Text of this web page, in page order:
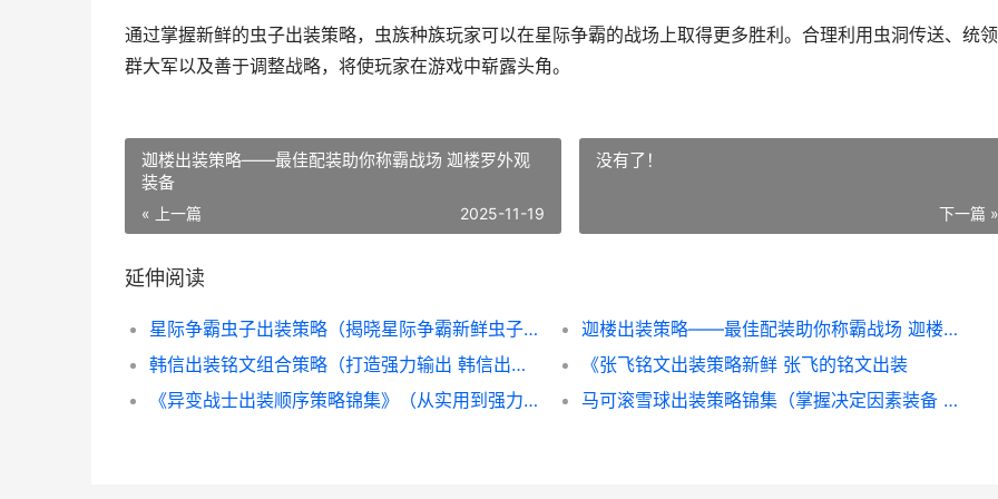
通过掌握新鲜的虫子出装策略，虫族种族玩家可以在星际争霸的战场上取得更多胜利。合理利用虫洞传送、统
群大军以及善于调整战略，将使玩家在游戏中崭露头角。
迦楼出装策略——最佳配装助你称霸战场 迦楼罗外观
装备
« 上一篇 2025-11-19
没有了！
下一篇 »
延伸阅读
星际争霸虫子出装策略（揭晓星际争霸新鲜虫子出装组合 星际争霸怎么打虫族
迦楼出装策略——最佳配装助你称霸战场 迦楼罗外观装备
韩信出装铭文组合策略（打造强力输出 韩信出装铭文组合图
《张飞铭文出装策略新鲜 张飞的铭文出装
《异变战士出装顺序策略锦集》（从实用到强力 变异战士s6
马可滚雪球出装策略锦集（掌握决定因素装备 马可爆发出装